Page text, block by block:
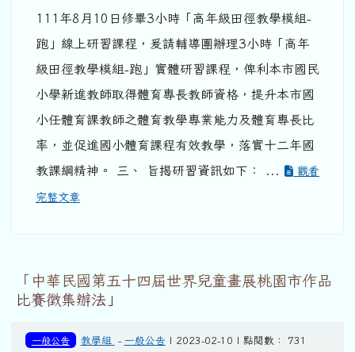
111年8月10日修畢3小時「高年級田徑教學模組-
跑」線上研習課程，爰請輔導團辦理3小時「高年
級田徑教學模組-跑」實體研習課程，俾利本市國民
小學新進教師取得體育專長教師資格，提升本市國
小任體育課教師之體育教學專業能力及體育專長比
率，並促進國小體育課程有效教學，落實十二年國
教課綱精神。 三、 旨揭研習資訊如下： ...
觀看
完整文章
「中華民國第五十四屆世界兒童畫展桃園市作品
比賽徵集辦法」
一般公告 教學組 - 一般公告 | 2023-02-10 | 點閱數： 731